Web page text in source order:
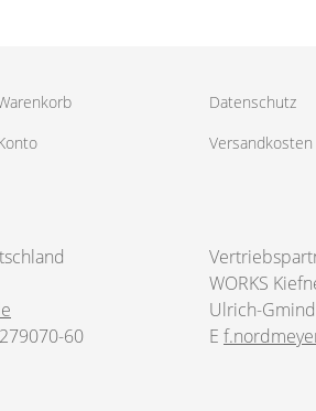
Datenschutz
Versandkosten
60
WORKS
Ulrich-
E